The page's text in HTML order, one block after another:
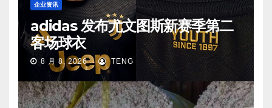
企业资讯
adidas 发布尤文图斯新赛季第二
客场球衣
8 月 8, 2026 TENG